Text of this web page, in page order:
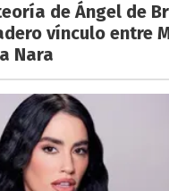
de Ángel de
vínculo entre
Nara